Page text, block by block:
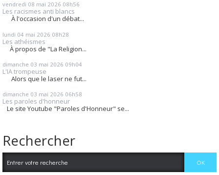
vendredi 08 mai 2026 08h56
Les racismes anti blancs
À l'occasion d'un débat...
lundi 04 mai 2026 08h28
Les athéismes
À propos de "La Religion...
dimanche 03 mai 2026 09h04
L'IA trompeuse
Alors que le laser ne fut...
dimanche 03 mai 2026 06h58
Les paroles d'honneur
Le site Youtube "Paroles d'Honneur" se...
Rechercher